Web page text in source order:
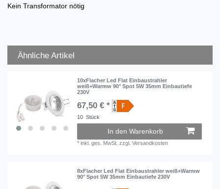
Kein Transformator nötig
Ähnliche Artikel
10xFlacher Led Flat Einbaustrahler
weiß+Warmw 90° Spot 5W 35mm Einbautiefe
230V
67,50 € *
10 Stück
In den Warenkorb
*inkl. ges. MwSt. zzgl.Versandkosten
8xFlacher Led Flat Einbaustrahler weiß+Warmw
90° Spot 5W 35mm Einbautiefe 230V